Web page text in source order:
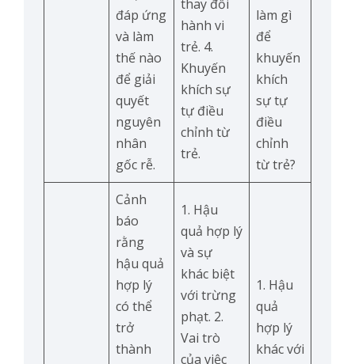
đáp ứng
và làm
thế nào
để giải
quyết
nguyên
nhân
gốc rễ.
thay đổi
hành vi
trẻ. 4.
Khuyến
khích sự
tự điều
chỉnh từ
trẻ.
làm gì
để
khuyến
khích
sự tự
điều
chỉnh
từ trẻ?
Cảnh
báo
rằng
hậu quả
hợp lý
có thể
trở
thành
1. Hậu
quả hợp lý
và sự
khác biệt
với trừng
phạt. 2.
Vai trò
của việc
1. Hậu
quả
hợp lý
khác với